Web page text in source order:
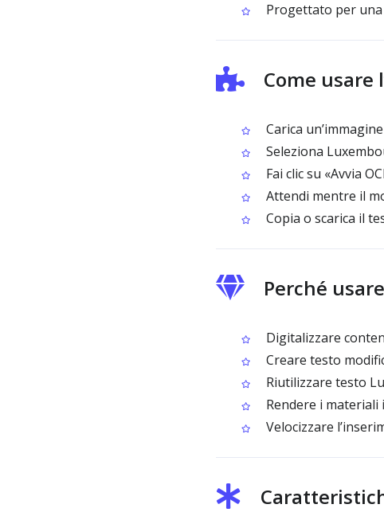
Progettato per
Come usare
Carica
Seleziona
Fai clic su «Avvia
Attendi mentre il
Copia o scarica il
Perché
Digitalizzare
Creare testo
Riutilizzare testo
Rendere i
Velocizzare